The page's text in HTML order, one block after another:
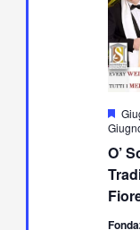
O’